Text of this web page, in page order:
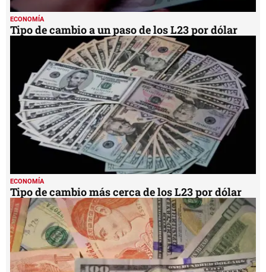
ECONOMÍA
Tipo de cambio a un paso de los L23 por dólar
ECONOMÍA
Tipo de cambio más cerca de los L23 por dólar